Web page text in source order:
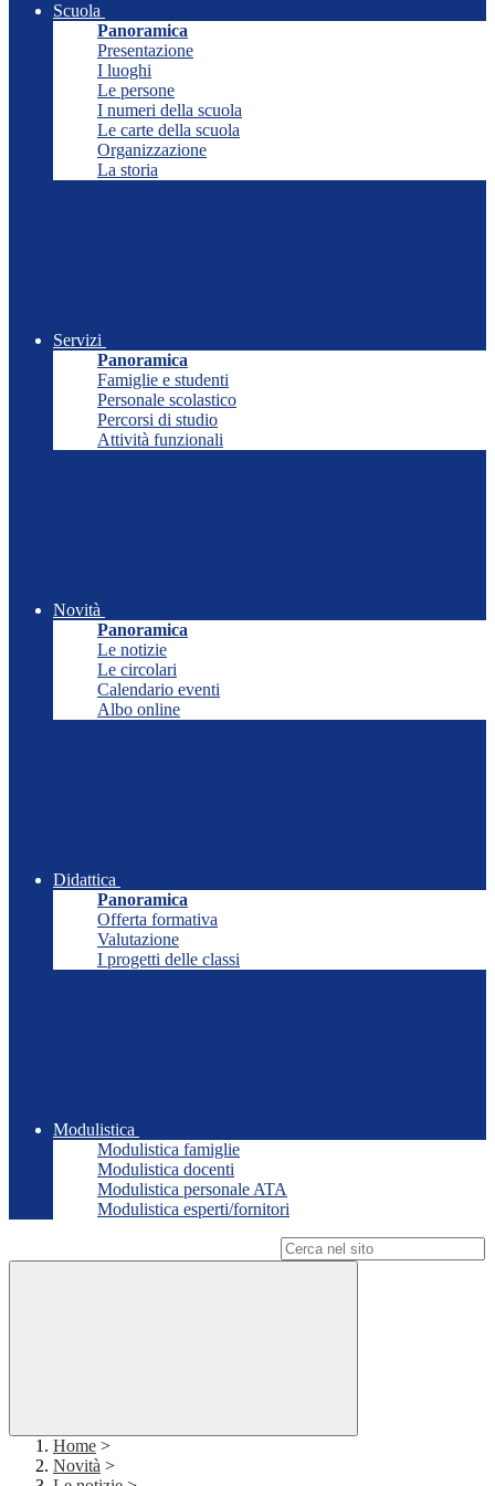
Scuola
Panoramica
Presentazione
I luoghi
Le persone
I numeri della scuola
Le carte della scuola
Organizzazione
La storia
Servizi
Panoramica
Famiglie e studenti
Personale scolastico
Percorsi di studio
Attività funzionali
Novità
Panoramica
Le notizie
Le circolari
Calendario eventi
Albo online
Didattica
Panoramica
Offerta formativa
Valutazione
I progetti delle classi
Modulistica
Modulistica famiglie
Modulistica docenti
Modulistica personale ATA
Modulistica esperti/fornitori
Home >
Novità >